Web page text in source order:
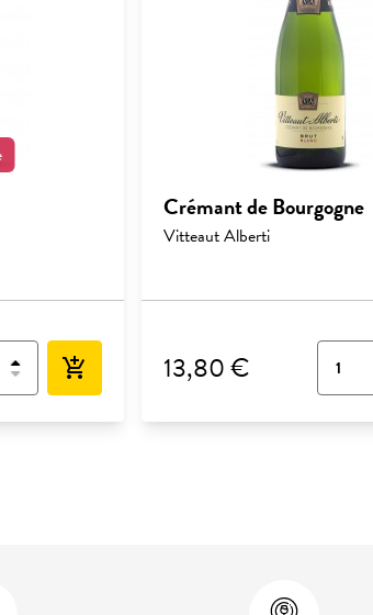
add_shopping_cart
Crémant de Bourgogne
Vitteaut Alberti
13,80 €